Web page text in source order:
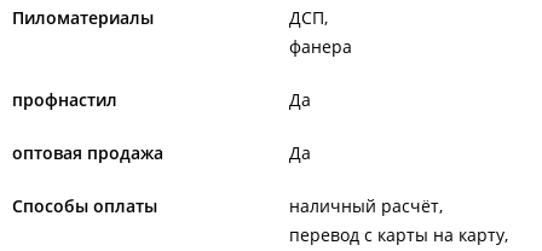
Пиломатериалы
ДСП
фанера
профнастил Да
оптовая продажа Да
Способы оплаты
наличный расчёт
перевод с карты на карту